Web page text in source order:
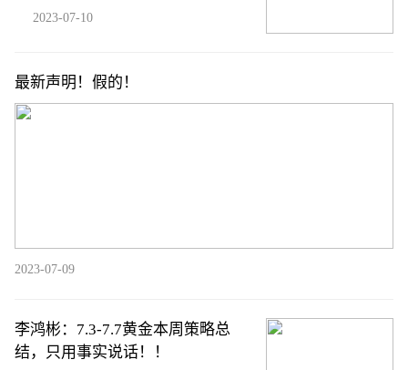
2023-07-10
最新声明！假的！
2023-07-09
李鸿彬：7.3-7.7黄金本周策略总
结，只用事实说话！！